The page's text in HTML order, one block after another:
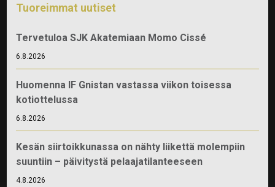
Tuoreimmat uutiset
Tervetuloa SJK Akatemiaan Momo Cissé
6.8.2026
Huomenna IF Gnistan vastassa viikon toisessa
kotiottelussa
6.8.2026
Kesän siirtoikkunassa on nähty liikettä molempiin
suuntiin – päivitystä pelaajatilanteeseen
4.8.2026